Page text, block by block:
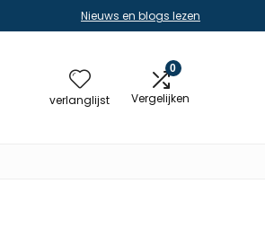
Nieuws en blogs lezen
verlanglijst
0
Vergelijken